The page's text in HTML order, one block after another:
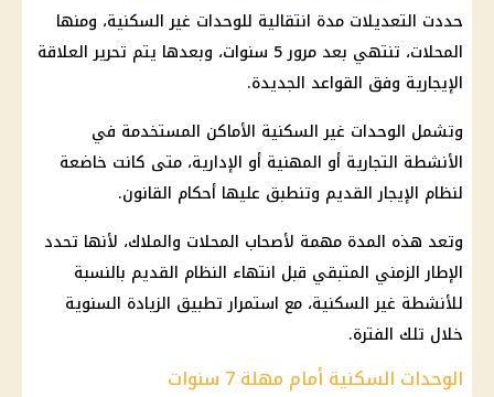
حددت التعديلات مدة انتقالية للوحدات غير السكنية، ومنها
المحلات، تنتهي بعد مرور 5 سنوات، وبعدها يتم تحرير العلاقة
الإيجارية وفق القواعد الجديدة.
وتشمل الوحدات غير السكنية الأماكن المستخدمة في
الأنشطة التجارية أو المهنية أو الإدارية، متى كانت خاضعة
لنظام الإيجار القديم وتنطبق عليها أحكام القانون.
وتعد هذه المدة مهمة لأصحاب المحلات والملاك، لأنها تحدد
الإطار الزمني المتبقي قبل انتهاء النظام القديم بالنسبة
للأنشطة غير السكنية، مع استمرار تطبيق الزيادة السنوية
خلال تلك الفترة.
الوحدات السكنية أمام مهلة 7 سنوات